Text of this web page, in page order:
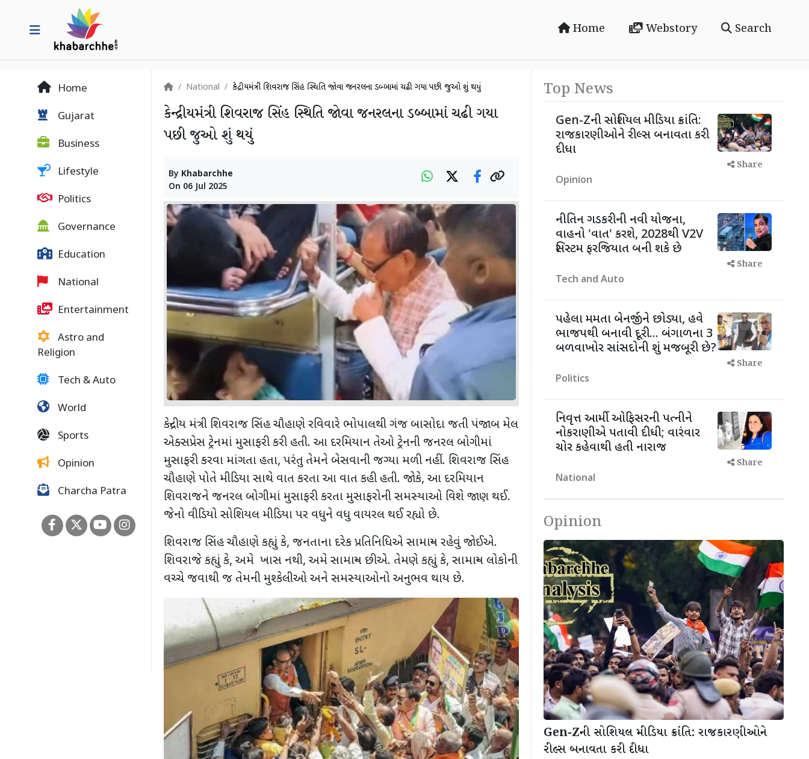
Home Webstory Search
Home
Gujarat
Business
Lifestyle
Politics
Governance
Education
National
Entertainment
Astro and
Religion
Tech & Auto
World
Sports
Opinion
Charcha Patra
National કેન્દ્રીયમંત્રી શિવરાજ સિંહ સ્થિતિ જોવા જનરલના ડબ્બામાં ચઢી ગયા પછી જુઓ શું થયું
કેન્દ્રીયમંત્રી શિવરાજ સિંહ સ્થિતિ જોવા જનરલના ડબ્બામાં ચઢી ગયા
પછી જુઓ શું થયું
By Khabarchhe
On 06 Jul 2025
કેન્દ્રીય મંત્રી શિવરાજ સિંહ ચૌહાણે રવિવારે ભોપાલથી ગંજ બાસોદા જતી પંજાબ મેલ
એક્સપ્રેસ ટ્રેનમાં મુસાફરી કરી હતી. આ દરમિયાન તેઓ ટ્રેનની જનરલ બોગીમાં
મુસાફરી કરવા માંગતા હતા, પરંતુ તેમને બેસવાની જગ્યા મળી નહીં. શિવરાજ સિંહ
ચૌહાણે પોતે મીડિયા સાથે વાત કરતા આ વાત કહી હતી. જોકે, આ દરમિયાન
શિવરાજને જનરલ બોગીમાં મુસાફરી કરતા મુસાફરોની સમસ્યાઓ વિશે જાણ થઈ.
જેનો વીડિયો સોશિયલ મીડિયા પર વધુને વધુ વાયરલ થઈ રહ્યો છે.
શિવરાજ સિંહ ચૌહાણે કહ્યું કે, જનતાના દરેક પ્રતિનિધિએ સામાન્ય રહેવું જોઈએ.
શિવરાજે કહ્યું કે, અમે ખાસ નથી, અમે સામાન્ય છીએ. તેમણે કહ્યું કે, સામાન્ય લોકોની
વચ્ચે જવાથી જ તેમની મુશ્કેલીઓ અને સમસ્યાઓનો અનુભવ થાય છે.
Top News
Gen-Zની સોશિયલ મીડિયા ક્રાંતિ:
રાજકારણીઓને રીલ્સ બનાવતા કરી
દીધા
Opinion
Share
નીતિન ગડકરીની નવી યોજના,
વાહનો 'વાત' કરશે, 2028થી V2V
સિસ્ટમ ફરજિયાત બની શકે છે
Tech and Auto
Share
પહેલા મમતા બેનર્જીને છોડ્યા, હવે
ભાજપથી બનાવી દૂરી... બંગાળના 3
બળવાખોર સાંસદોની શું મજબૂરી છે?
Politics
Share
નિવૃત્ત આર્મી ઓફિસરની પત્નીને
નોકરાણીએ પતાવી દીધી; વારંવાર
ચોર કહેવાથી હતી નારાજ
National
Share
Opinion
Gen-Zની સોશિયલ મીડિયા ક્રાંતિ: રાજકારણીઓને
રીલ્સ બનાવતા કરી દીધા